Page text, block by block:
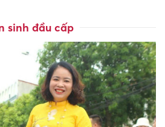
sinh đầu cấp